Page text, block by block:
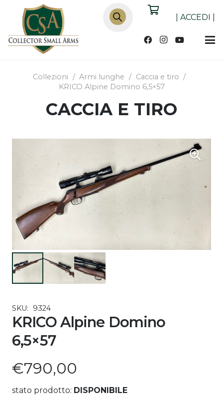
Products
search
ACCEDI
Collezioni / Armi lunghe / Caccia e tiro /
KRICO Alpine Domino 6,5×57
CACCIA E TIRO
SKU: 9324
KRICO Alpine Domino
6,5×57
€790,00
stato prodotto: DISPONIBILE